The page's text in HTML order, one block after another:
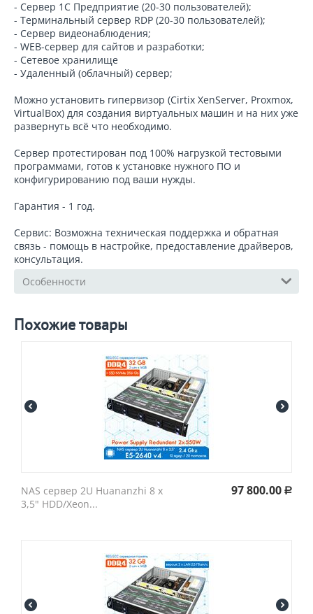
- Сервер 1С Предприятие (20-30 пользователей);
- Терминальный сервер RDP (20-30 пользователей);
- Сервер видеонаблюдения;
- WEB-сервер для сайтов и разработки;
- Сетевое хранилище
- Удаленный (облачный) сервер;
Можно установить гипервизор (Cirtix XenServer, Proxmox,
VirtualBox) для создания виртуальных машин и на них уже
развернуть всё что необходимо.
Сервер протестирован под 100% нагрузкой тестовыми
программами, готов к установке нужного ПО и
конфигурированию под ваши нужды.
Гарантия - 1 год.
Сервис: Возможна техническая поддержка и обратная
связь - помощь в настройке, предоставление драйверов,
консультация.
Особенности
Похожие товары
NAS сервер 2U Huananzhi 8 х
3,5" HDD/Xeon...
97 800.00 Р